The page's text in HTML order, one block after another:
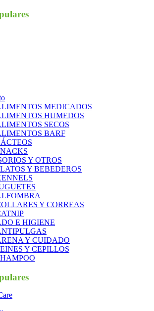
MEDICADOS
HUMEDOS
SECOS
BARF
Y OTROS
Y BEBEDEROS
Y CORREAS
E HIGIENE
Y CUIDADO
Y CEPILLOS